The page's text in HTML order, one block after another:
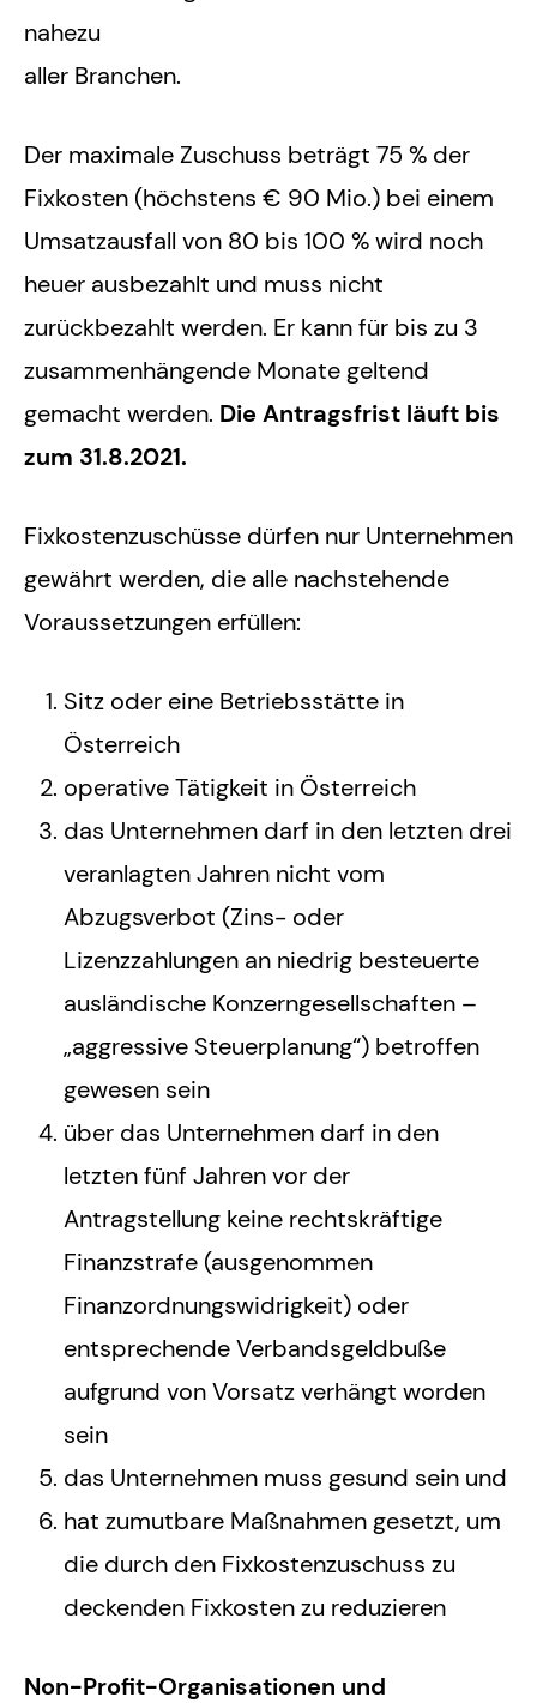
nahezu
aller Branchen.
Der maximale Zuschuss beträgt 75 % der
Fixkosten (höchstens € 90 Mio.) bei einem
Umsatzausfall von 80 bis 100 % wird noch
heuer ausbezahlt und muss nicht
zurückbezahlt werden. Er kann für bis zu 3
zusammenhängende Monate geltend
gemacht werden. Die Antragsfrist läuft bis
zum 31.8.2021.
Fixkostenzuschüsse dürfen nur Unternehmen
gewährt werden, die alle nachstehende
Voraussetzungen erfüllen:
Sitz oder eine Betriebsstätte in
Österreich
operative Tätigkeit in Österreich
das Unternehmen darf in den letzten drei
veranlagten Jahren nicht vom
Abzugsverbot (Zins- oder
Lizenzzahlungen an niedrig besteuerte
ausländische Konzerngesellschaften –
„aggressive Steuerplanung“) betroffen
gewesen sein
über das Unternehmen darf in den
letzten fünf Jahren vor der
Antragstellung keine rechtskräftige
Finanzstrafe (ausgenommen
Finanzordnungswidrigkeit) oder
entsprechende Verbandsgeldbuße
aufgrund von Vorsatz verhängt worden
sein
das Unternehmen muss gesund sein und
hat zumutbare Maßnahmen gesetzt, um
die durch den Fixkostenzuschuss zu
deckenden Fixkosten zu reduzieren
Non-Profit-Organisationen und